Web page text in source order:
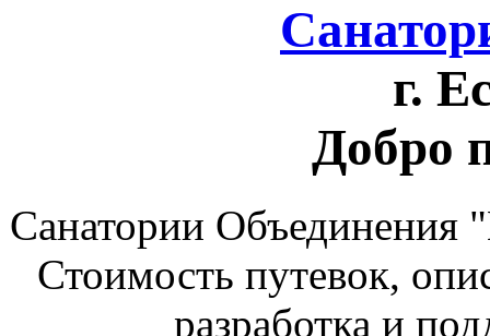
г.
Добро
Санатории Объединения
Стоимость путевок,
разработка и